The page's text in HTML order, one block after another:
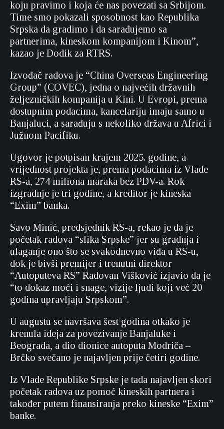
koju pravimo i koja će nas povezati sa Srbijom.
Time smo pokazali sposobnost kao Republika
Srpska da gradimo i da sarađujemo sa
partnerima, kineskom kompanijom i Kinom”,
kazao je Dodik za RTRS.
Izvođač radova je “China Overseas Engineering
Group” (COVEC), jedna o najvećih državnih
željezničkih kompanija u Kini. U Evropi, prema
dostupnim podacima, kancelariju imaju samo u
Banjaluci, a sarađuju s nekoliko država u Africi i
Južnom Pacifiku.
Ugovor je potpisan krajem 2025. godine, a
vrijednost projekta je, prema podacima iz Vlade
RS-a, 274 miliona maraka bez PDV-a. Rok
izgradnje je tri godine, a kreditor je kineska
“Exim” banka.
Savo Minić, predsjednik RS-a, rekao je da je
početak radova “slika Srpske” jer su gradnja i
ulaganje ono što se svakodnevno viđa u RS-u,
dok je bivši premijer i trenutni direktor
“Autoputeva RS” Radovan Višković izjavio da je
“to dokaz moći i snage, vizije ljudi koji već 20
godina upravljaju Srpskom”.
U augustu se navršava šest godina otkako je
krenula ideja za povezivanje Banjaluke i
Beograda, a dio dionice autoputa Modriča –
Brčko svečano je najavljen prije četiri godine.
Iz Vlade Republike Srpske je tada najavljen skori
početak radova uz pomoć kineskih partnera i
također putem finansiranja preko kineske “Exim”
banke.